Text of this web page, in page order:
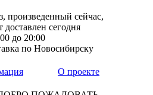
произведенный сейчас,
доставлен сегодня
до 20:00
по Новосибирску
О проекте